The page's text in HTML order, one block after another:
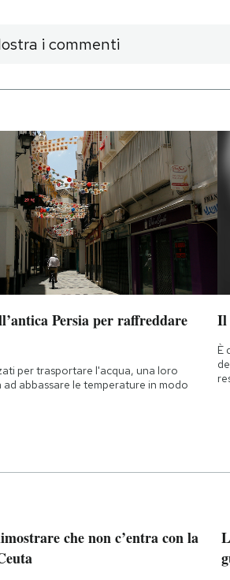
i commenti
Persia per raffreddare
per trasportare l'acqua, una loro
abbassare le temperature in modo
Il
È
che non c’entra con la